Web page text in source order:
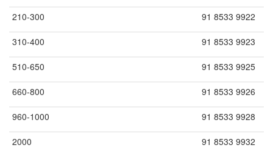
210-300 91 8533 9922
310-400 91 8533 9923
510-650 91 8533 9925
660-800 91 8533 9926
960-1000 91 8533 9928
2000 91 8533 9932